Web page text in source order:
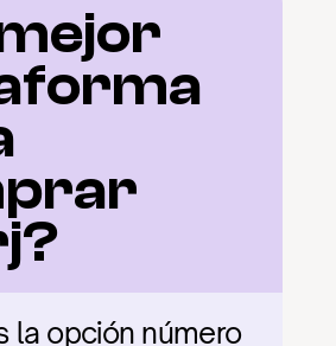
la opción número